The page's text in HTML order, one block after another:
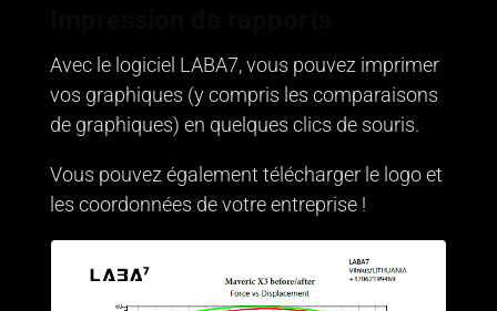
Avec le logiciel LABA7, vous pouvez imprimer
vos graphiques (y compris les comparaisons
de graphiques) en quelques clics de souris.
Vous pouvez également télécharger le logo et
les coordonnées de votre entreprise !